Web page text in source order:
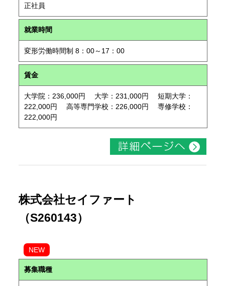
正社員
就業時間
変形労働時間制 8：00～17：00
賃金
大学院：236,000円 大学：231,000円 短期大学：
222,000円 高等専門学校：226,000円 専修学校：
222,000円
株式会社セイファート
（S260143）
NEW
募集職種